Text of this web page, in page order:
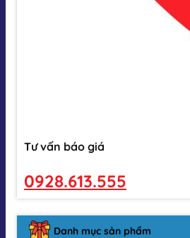
Tư vấn báo giá
0928.613.555
Danh mục sản phẩm